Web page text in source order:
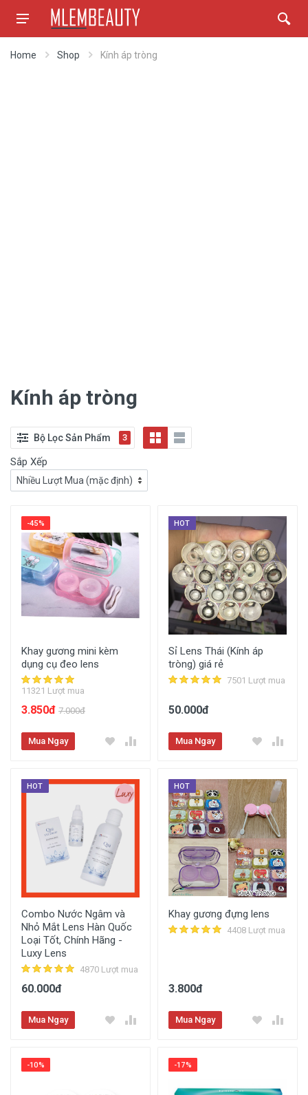
Home Shop Kính áp tròng
Kính áp tròng
Bộ Lọc Sản Phẩm 3
Sắp Xếp
-45%
Khay gương mini kèm
dụng cụ đeo lens
11321 Lượt mua
3.850đ 7.000đ
Mua Ngay
HOT
Sỉ Lens Thái (Kính áp
tròng) giá rẻ
7501 Lượt mua
50.000đ
Mua Ngay
HOT
Combo Nước Ngâm và
Nhỏ Mắt Lens Hàn Quốc
Loại Tốt, Chính Hãng -
Luxy Lens
4870 Lượt mua
60.000đ
Mua Ngay
HOT
Khay gương đựng lens
4408 Lượt mua
3.800đ
Mua Ngay
-10% -17%